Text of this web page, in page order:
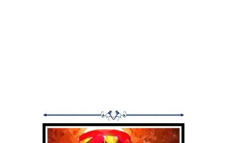
नाही. भूमितीची सुरुवात करून यूक्लीडने पॅराडाइम शिफ्ट घडवून आणली. ज्या
गृहीतकांवर यूक्लीडची भूमिती आधारित आहे ती प्रसिद्ध आहेत -
(१) कुठल्याही दोन बिंदूंमधून जाणारा सरळ रेषाखंड काढता येऊ शकतो.